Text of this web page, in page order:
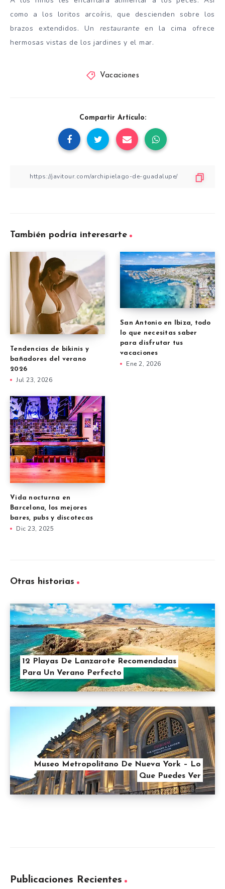
como a los loritos arcoíris, que descienden sobre los
brazos extendidos. Un restaurante en la cima ofrece
hermosas vistas de los jardines y el mar.
Vacaciones
Compartir Artículo:
También podría interesarte
Tendencias de bikinis y
bañadores del verano
2026
Jul 23, 2026
San Antonio en Ibiza, todo
lo que necesitas saber
para disfrutar tus
vacaciones
Ene 2, 2026
Vida nocturna en
Barcelona, los mejores
bares, pubs y discotecas
Dic 23, 2025
Otras historias
12 Playas De Lanzarote Recomendadas
Para Un Verano Perfecto
Museo Metropolitano De Nueva York – Lo
Que Puedes Ver
Publicaciones Recientes